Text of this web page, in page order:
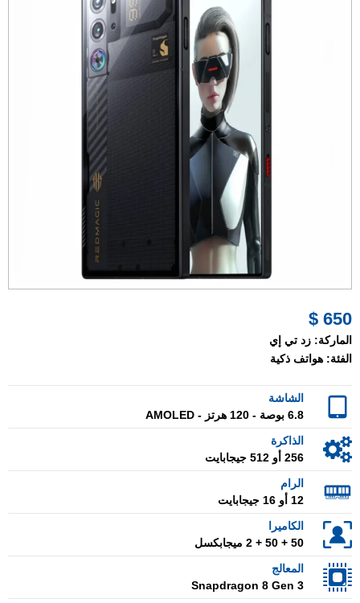
650 $
الماركة: زد تي إي
الفئة: هواتف ذكية
الشاشة
6.8 بوصة - 120 هرتز - AMOLED
الذاكرة
256 أو 512 جيجابايت
الرام
12 أو 16 جيجابايت
الكاميرا
50 + 50 + 2 ميجابكسل
المعالج
Snapdragon 8 Gen 3